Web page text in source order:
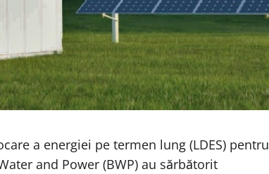
a energiei pe termen lung (LDES) pentru
and Power (BWP) au sărbătorit